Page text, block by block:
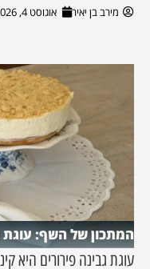
מירב בן יאיר אוגוסט 4, 2026
המתכון של השף: עוגת
עוגת גבינה פירורים היא